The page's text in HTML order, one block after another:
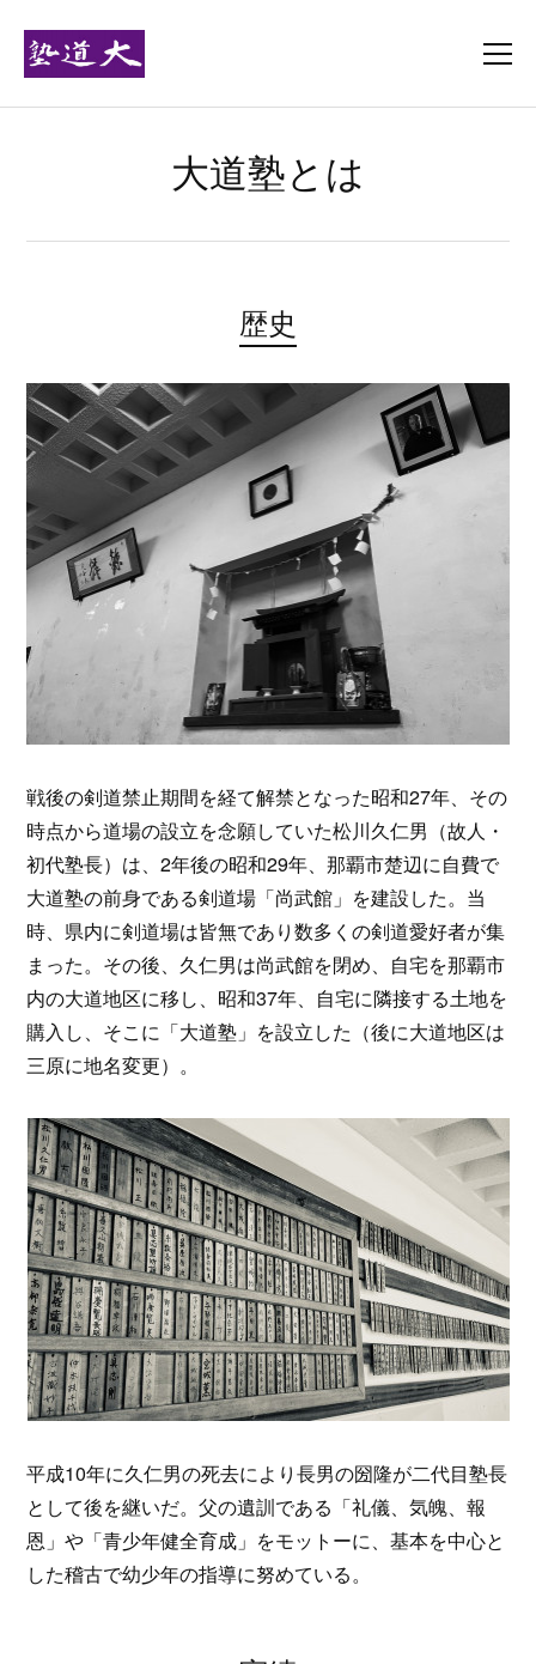
大道塾とは
歴史
戦後の剣道禁止期間を経て解禁となった昭和27年、その
時点から道場の設立を念願していた松川久仁男（故人・
初代塾長）は、2年後の昭和29年、那覇市楚辺に自費で
大道塾の前身である剣道場「尚武館」を建設した。当
時、県内に剣道場は皆無であり数多くの剣道愛好者が集
まった。その後、久仁男は尚武館を閉め、自宅を那覇市
内の大道地区に移し、昭和37年、自宅に隣接する土地を
購入し、そこに「大道塾」を設立した（後に大道地区は
三原に地名変更）。
平成10年に久仁男の死去により長男の圀隆が二代目塾長
として後を継いだ。父の遺訓である「礼儀、気魄、報
恩」や「青少年健全育成」をモットーに、基本を中心と
した稽古で幼少年の指導に努めている。